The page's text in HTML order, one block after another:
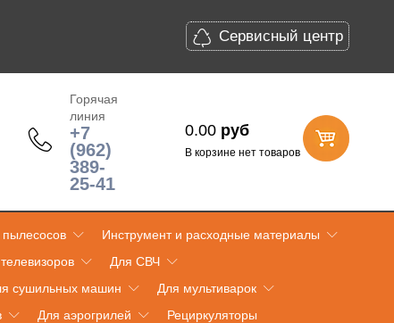
Сервисный центр
Горячая
линия
+7
(962)
389-
25-41
0.00 руб
В корзине нет товаров
Инструмент и расходные материалы
Для СВЧ
сушильных машин
Для мультиварок
Для аэрогрилей
Рециркуляторы